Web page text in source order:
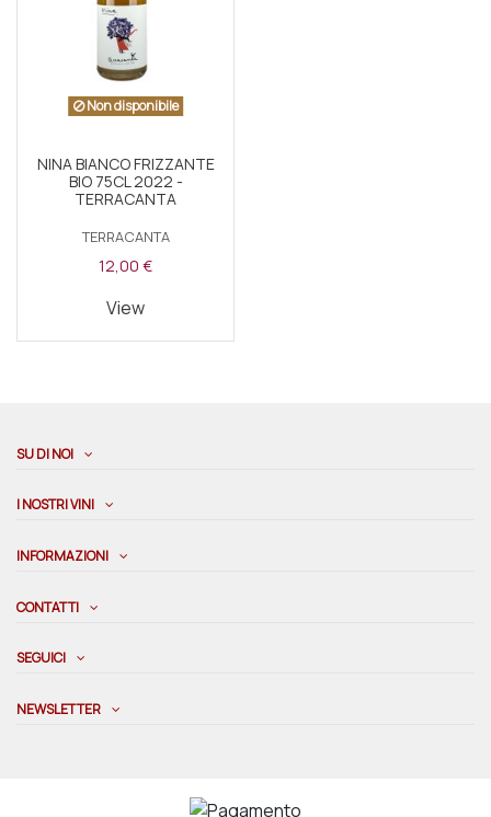
Non disponibile
NINA BIANCO FRIZZANTE
BIO 75CL 2022 -
TERRACANTA
TERRACANTA
12,00 €
View
SU DI NOI
I NOSTRI VINI
INFORMAZIONI
CONTATTI
SEGUICI
NEWSLETTER